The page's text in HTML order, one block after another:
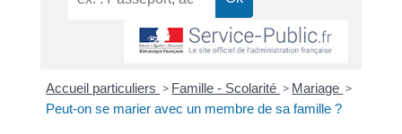
Accueil particuliers > Famille - Scolarité > Mariage >
Peut-on se marier avec un membre de sa famille ?